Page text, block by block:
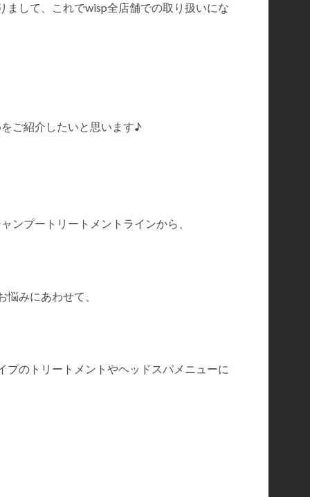
して、これでwisp全店舗での取り扱いにな
ご紹介したいと思います♪
ンプートリートメントラインから、
みにあわせて、
のトリートメントやヘッドスパメニューに